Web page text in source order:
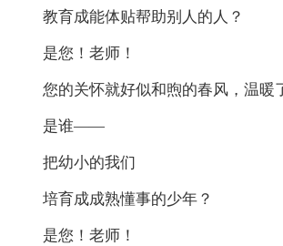
教育成能体贴帮助别人的人？
是您！老师！
您的关怀就好似和煦的春风，温暖
是谁——
把幼小的我们
培育成成熟懂事的少年？
是您！老师！